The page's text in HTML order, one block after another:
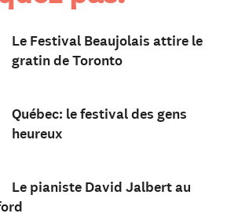
Le Festival Beaujolais attire le
gratin de Toronto
Québec: le festival des gens
heureux
Le pianiste David Jalbert au